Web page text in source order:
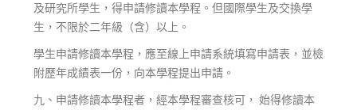
及研究所學生，得申請修讀本學程。但國際學生及交換學
生，不限於二年級（含）以上。
學生申請修讀本學程，應至線上申請系統填寫申請表，並檢
附歷年成績表一份，向本學程提出申請。
九、申請修讀本學程者，經本學程審查核可， 始得修讀本